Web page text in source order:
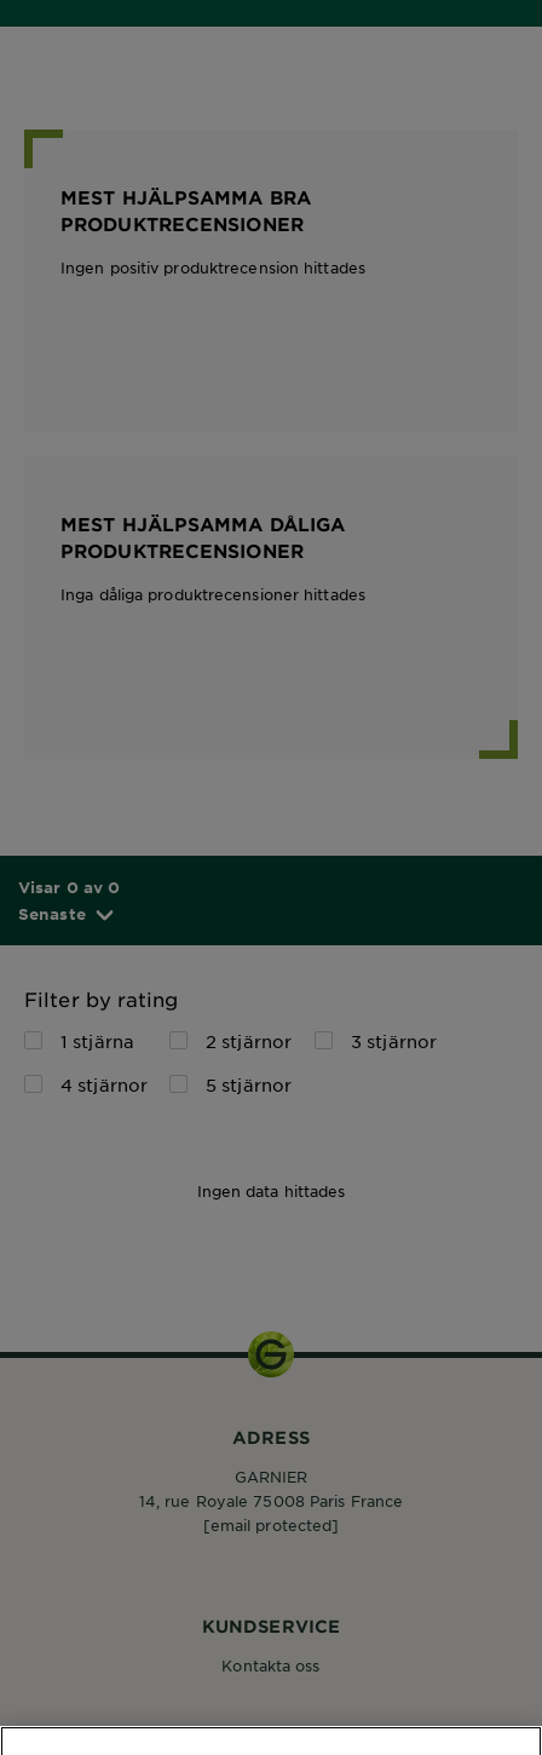
MEST HJÄLPSAMMA BRA
PRODUKTRECENSIONER
Ingen positiv produktrecension hittades
MEST HJÄLPSAMMA DÅLIGA
PRODUKTRECENSIONER
Inga dåliga produktrecensioner hittades
Visar 0 av 0
Senaste
Filter by rating
1 stjärna 2 stjärnor
3 stjärnor
4 stjärnor
5 stjärnor
Ingen data hittades
KUNDSERVICE
Kontakta oss
ADRESS
GARNIER
14, rue Royale 75008 Paris France
[email protected]